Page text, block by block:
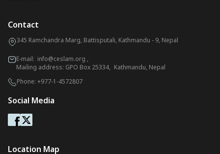
Contact
345 Ramchandra Marg, Battisputali, Kathmandu - 9, Nepal
E-mail: info@ceslam.org ,
Mailing address: GPO Box 25334, Kathmandu, Nepal
Phone: +977-1-4572807
Social Media
Location Map